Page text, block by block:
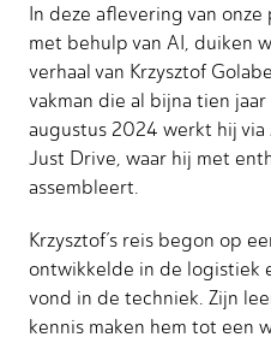
In deze aflevering van
met behulp van AI, duiken
verhaal van Krzysztof
vakman die al bijna tien
augustus 2024 werkt hij
Just Drive, waar hij met
assembleert.
Krzysztof’s reis begon op
ontwikkelde in de logistiek
vond in de techniek. Zijn
kennis maken hem tot een